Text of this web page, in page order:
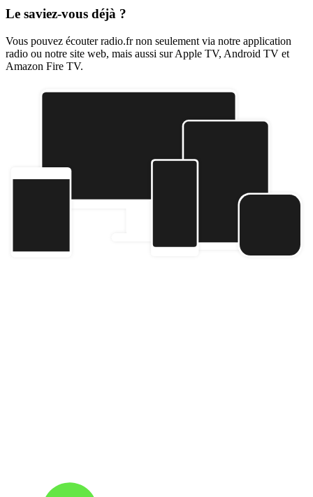
Le saviez-vous déjà ?
Vous pouvez écouter radio.fr non seulement via notre application
radio ou notre site web, mais aussi sur Apple TV, Android TV et
Amazon Fire TV.